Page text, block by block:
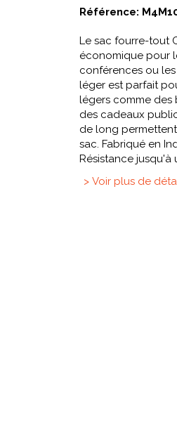
Référence:
Le sac fourre-tout
économique pour
conférences ou
léger est parfait
légers comme des
des cadeaux
de long
sac. Fabriqué en
Résistance jusqu'à
> Voir plus de